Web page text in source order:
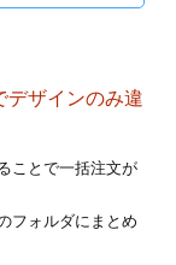
ザインのみ違
ことで一括注文が
フォルダにまとめ